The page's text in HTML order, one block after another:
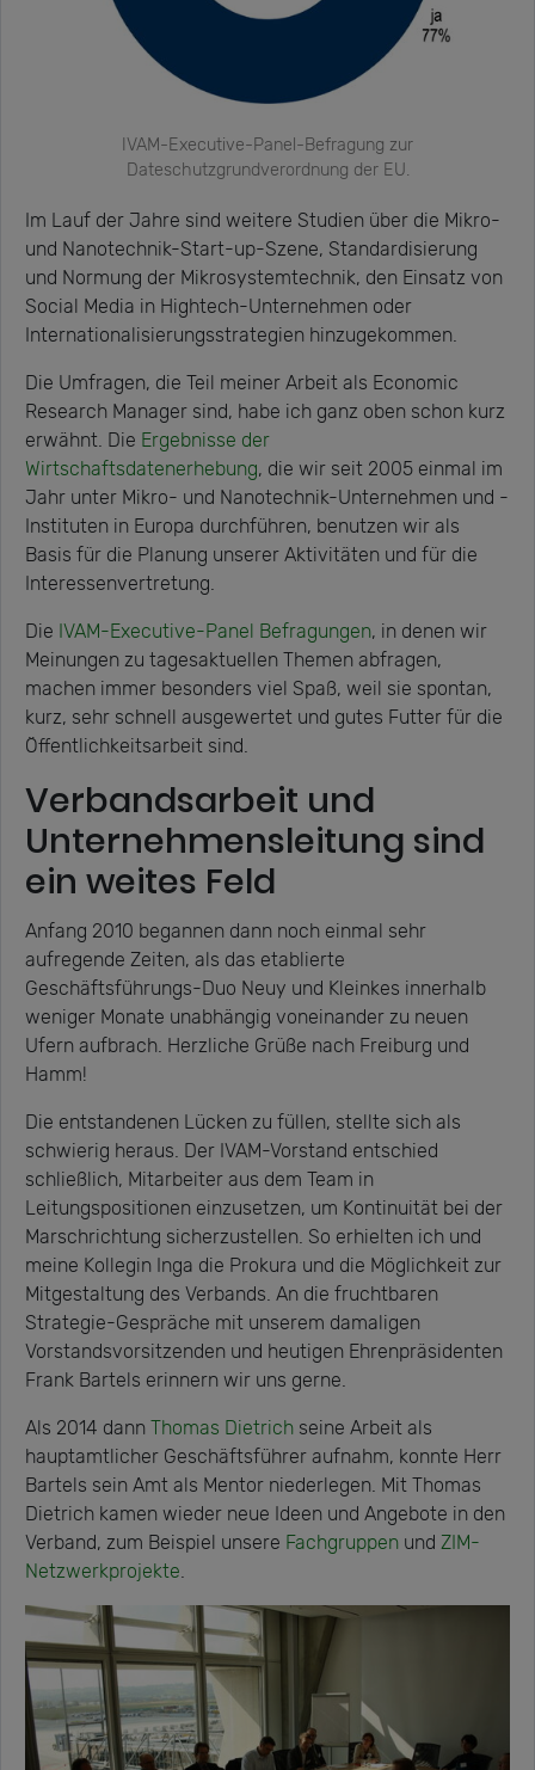
IVAM-Executive-Panel-Befragung zur
Dateschutzgrundverordnung der EU.
Im Lauf der Jahre sind weitere Studien über die Mikro-
und Nanotechnik-Start-up-Szene, Standardisierung
und Normung der Mikrosystemtechnik, den Einsatz von
Social Media in Hightech-Unternehmen oder
Internationalisierungsstrategien hinzugekommen.
Die Umfragen, die Teil meiner Arbeit als Economic
Research Manager sind, habe ich ganz oben schon kurz
erwähnt. Die Ergebnisse der
Wirtschaftsdatenerhebung, die wir seit 2005 einmal im
Jahr unter Mikro- und Nanotechnik-Unternehmen und -
Instituten in Europa durchführen, benutzen wir als
Basis für die Planung unserer Aktivitäten und für die
Interessenvertretung.
Die IVAM-Executive-Panel Befragungen, in denen wir
Meinungen zu tagesaktuellen Themen abfragen,
machen immer besonders viel Spaß, weil sie spontan,
kurz, sehr schnell ausgewertet und gutes Futter für die
Öffentlichkeitsarbeit sind.
Verbandsarbeit und
Unternehmensleitung sind
ein weites Feld
Anfang 2010 begannen dann noch einmal sehr
aufregende Zeiten, als das etablierte
Geschäftsführungs-Duo Neuy und Kleinkes innerhalb
weniger Monate unabhängig voneinander zu neuen
Ufern aufbrach. Herzliche Grüße nach Freiburg und
Hamm!
Die entstandenen Lücken zu füllen, stellte sich als
schwierig heraus. Der IVAM-Vorstand entschied
schließlich, Mitarbeiter aus dem Team in
Leitungspositionen einzusetzen, um Kontinuität bei der
Marschrichtung sicherzustellen. So erhielten ich und
meine Kollegin Inga die Prokura und die Möglichkeit zur
Mitgestaltung des Verbands. An die fruchtbaren
Strategie-Gespräche mit unserem damaligen
Vorstandsvorsitzenden und heutigen Ehrenpräsidenten
Frank Bartels erinnern wir uns gerne.
Als 2014 dann Thomas Dietrich seine Arbeit als
hauptamtlicher Geschäftsführer aufnahm, konnte Herr
Bartels sein Amt als Mentor niederlegen. Mit Thomas
Dietrich kamen wieder neue Ideen und Angebote in den
Verband, zum Beispiel unsere Fachgruppen und ZIM-
Netzwerkprojekte